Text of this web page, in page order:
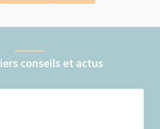
conseils et actus